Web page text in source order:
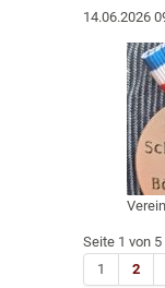
14.06.2026
Seite 1 von 5
1
2